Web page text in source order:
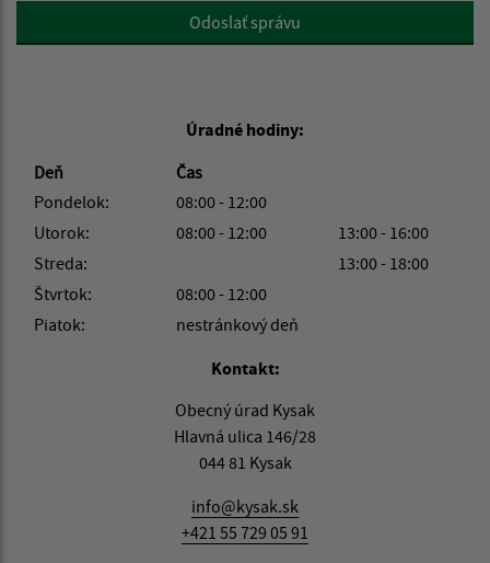
Google reCaptcha ResponseOdoslať správu
Úradné hodiny:
Deň
Čas
Pondelok:
08:00 - 12:00
Utorok:
08:00 - 12:00
13:00 - 16:00
Streda:
13:00 - 18:00
Štvrtok:
08:00 - 12:00
Piatok:
nestránkový deň
Kontakt:
Obecný úrad Kysak
Hlavná ulica 146/28
044 81 Kysak
info@kysak.sk
+421 55 729 05 91